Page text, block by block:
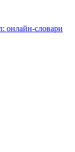
онлайн-словари